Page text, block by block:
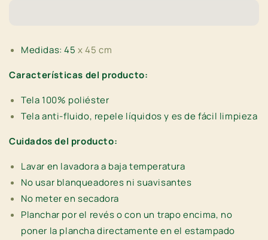
Medidas: 45x 45 cm
Características del producto:
Tela 100% poliéster
Tela anti-fluido, repele líquidos y es de fácil limpieza
Cuidados del producto:
Lavar en lavadora a baja temperatura
No usar blanqueadores ni suavisantes
No meter en secadora
Planchar por el revés o con un trapo encima, no
poner la plancha directamente en el estampado